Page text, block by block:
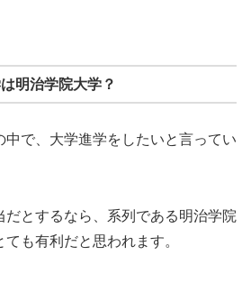
明治学院大学？
中で、大学進学をしたいと言ってい
だとするなら、系列である明治学院
も有利だと思われます。